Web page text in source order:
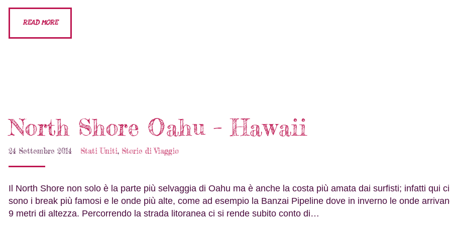
READ MORE
North Shore Oahu – Hawaii
24 Settembre 2014 Stati Uniti, Storie di Viaggio
Il North Shore non solo è la parte più selvaggia di Oahu ma è anche la costa più amata dai surfisti; infatti qui ci
sono i break più famosi e le onde più alte, come ad esempio la Banzai Pipeline dove in inverno le onde
9 metri di altezza. Percorrendo la strada litoranea ci si rende subito conto di…